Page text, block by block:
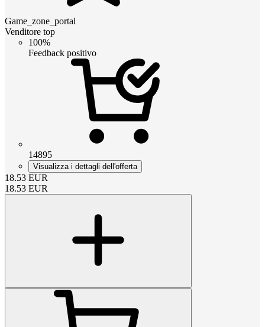
Game_zone_portal
Venditore top
100%
Feedback positivo
14895
Visualizza i dettagli dell'offerta
18.53 EUR
18.53 EUR